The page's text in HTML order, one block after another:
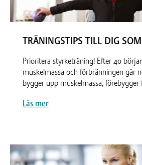
TRÄNINGSTIPS TILL DIG
Prioritera styrketräning! Efter 40
muskelmassa och förbränningen går
bygger upp muskelmassa, förebygger
Läs mer